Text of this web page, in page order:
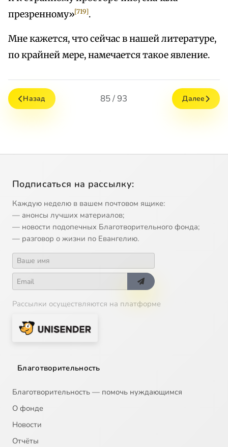
презренному»[719].
Мне кажется, что сейчас в нашей литературе,
по крайней мере, намечается такое явление.
Назад 85 / 93 Далее
Подписаться на рассылку:
Каждую неделю в вашем почтовом ящике:
— анонсы лучших материалов;
— новости подопечных Благотворительного фонда;
— разговор о жизни по Евангелию.
Рассылки осуществляются на платформе
Благотворительность
Благотворительность — помочь нуждающимся
О фонде
Новости
Отчёты